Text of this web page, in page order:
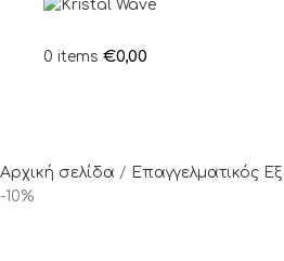
0 items €0,00
Αρχική σελίδα Επαγγελματικός
-10%